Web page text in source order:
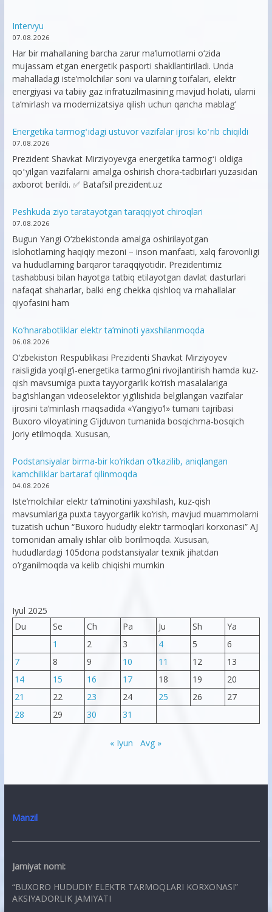
Intervyu
07.08.2026
Har bir mahallaning barcha zarur ma’lumotlarni o‘zida
mujassam etgan energetik pasporti shakllantiriladi. Unda
mahalladagi iste’molchilar soni va ularning toifalari, elektr
energiyasi va tabiiy gaz infratuzilmasining mavjud holati, ularni
ta’mirlash va modernizatsiya qilish uchun qancha mablag‘
Energetika tarmogʻidagi ustuvor vazifalar ijrosi koʻrib chiqildi
07.08.2026
Prezident Shavkat Mirziyoyevga energetika tarmogʻi oldiga
qoʻyilgan vazifalarni amalga oshirish chora-tadbirlari yuzasidan
axborot berildi. ✅ Batafsil prezident.uz
Peshkuda ziyo taratayotgan taraqqiyot chiroqlari
07.08.2026
Bugun Yangi O‘zbekistonda amalga oshirilayotgan
islohotlarning haqiqiy mezoni – inson manfaati, xalq farovonligi
va hududlarning barqaror taraqqiyotidir. Prezidentimiz
tashabbusi bilan hayotga tatbiq etilayotgan davlat dasturlari
nafaqat shaharlar, balki eng chekka qishloq va mahallalar
qiyofasini ham
Ko’hnarabotliklar elektr ta’minoti yaxshilanmoqda
06.08.2026
O‘zbekiston Respublikasi Prezidenti Shavkat Mirziyoyev
raisligida yoqilg‘i-energetika tarmog‘ini rivojlantirish hamda kuz-
qish mavsumiga puxta tayyorgarlik ko‘rish masalalariga
bag‘ishlangan videoselektor yig‘ilishida belgilangan vazifalar
ijrosini ta’minlash maqsadida «Yangiyo‘l» tumani tajribasi
Buxoro viloyatining G‘ijduvon tumanida bosqichma-bosqich
joriy etilmoqda. Xususan,
Podstansiyalar birma-bir ko’rikdan o’tkazilib, aniqlangan
kamchiliklar bartaraf qilinmoqda
04.08.2026
Iste’molchilar elektr ta’minotini yaxshilash, kuz-qish
mavsumlariga puxta tayyorgarlik ko‘rish, mavjud muammolarni
tuzatish uchun “Buxoro hududiy elektr tarmoqlari korxonasi” AJ
tomonidan amaliy ishlar olib borilmoqda. Xususan,
hududlardagi 105dona podstansiyalar texnik jihatdan
o’rganilmoqda va kelib chiqishi mumkin
Iyul 2025
Du
Se Ch Pa Ju Sh
Ya
1
2 3 4 5
6
7
8 9 10 11 12
13
14
15 16 17 18 19
20
21
22 23 24 25 26
27
28
29 30 31
« Iyun Avg »
Manzil
Jamiyat nomi:
“BUXORO HUDUDIY ELEKTR TARMOQLARI KORXONASI”
AKSIYADORLIK JAMIYATI